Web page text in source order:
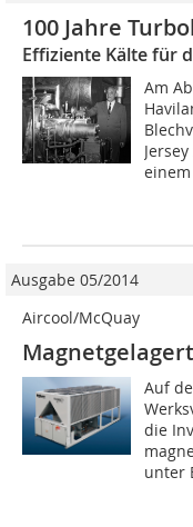
100 Jahre
Effiziente Kälte für
Am
Ausgabe 05/2014
Aircool/McQuay
Auf
die
unter